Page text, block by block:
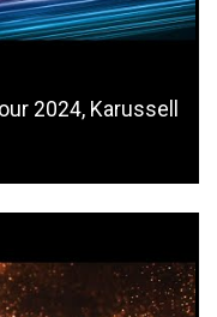
2024, Karussell